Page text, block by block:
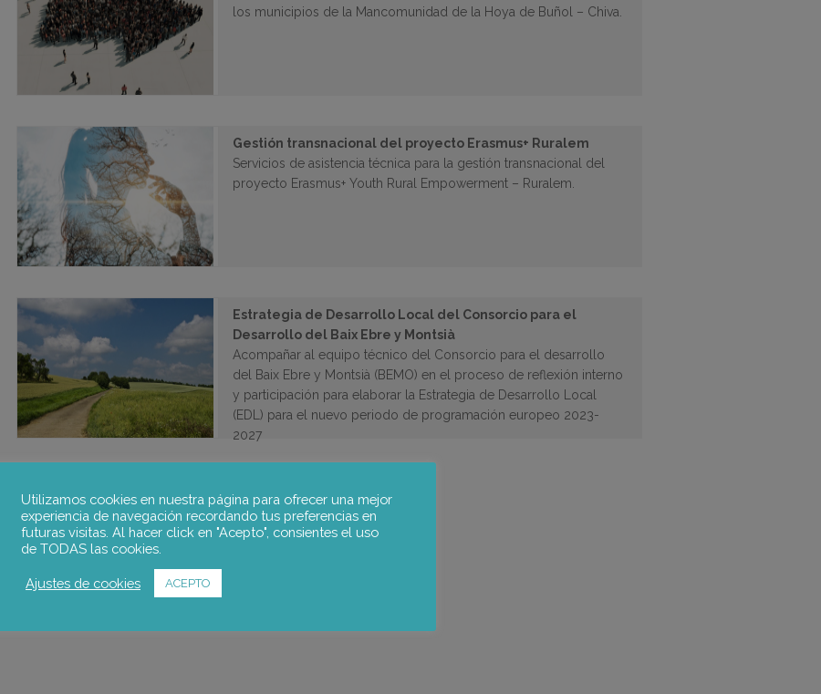
los municipios de la Mancomunidad de la Hoya de Buñol – Chiva.
Gestión transnacional del proyecto Erasmus+ Ruralem
Servicios de asistencia técnica para la gestión transnacional del
proyecto Erasmus+ Youth Rural Empowerment – Ruralem.
Estrategia de Desarrollo Local del Consorcio para el
Desarrollo del Baix Ebre y Montsià
Acompañar al equipo técnico del Consorcio para el desarrollo
del Baix Ebre y Montsià (BEMO) en el proceso de reflexión interno
y participación para elaborar la Estrategia de Desarrollo Local
(EDL) para el nuevo periodo de programación europeo 2023-
2027
Utilizamos cookies en nuestra página para ofrecer una mejor
experiencia de navegación recordando tus preferencias en
futuras visitas. Al hacer click en "Acepto", consientes el uso
de TODAS las cookies.
Ajustes de cookies ACEPTO